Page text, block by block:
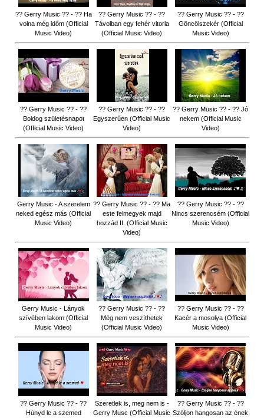
?? Gerry Music ?? - ?? Ha
volna még időm (Official
Music Video)
?? Gerry Music ?? - ??
Távolban egy fehér vitorla
(Official Music Video)
?? Gerry Music ?? - ??
Göncölszekér (Official
Music Video)
?? Gerry Music ?? - ??
Boldog születésnapot
(Official Music Video)
?? Gerry Music ?? - ??
Egyszerűen (Official Music
Video)
?? Gerry Music ?? - ?? Jó
nekem (Official Music
Video)
Gerry Music - A szerelem
neked egész más (Official
Music Video)
?? Gerry Music ?? - ?? Ma
este felmegyek majd
hozzád II. (Official Music
Video)
?? Gerry Music ?? - ??
Nincs szerencsém (Official
Music Video)
Gerry Music - Lányok
szívében lakom (Official
Music Video)
?? Gerry Music ?? - ??
Még nem veszíthetek
(Official Music Video)
?? Gerry Music ?? - ??
Kacér a mosolya (Official
Music Video)
?? Gerry Music ?? - ??
Húnyd le a szemed
Szeretlek is, meg nem is -
Gerry Musc (Official Music
?? Gerry Music ?? - ??
Szóljon hangosan az ének